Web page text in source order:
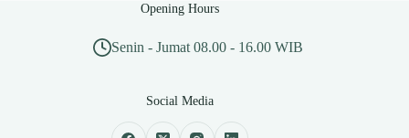
Opening Hours
Senin - Jumat 08.00 - 16.00 WIB
Social Media